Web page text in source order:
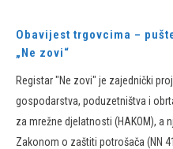
Obavijest trgovcima –
„Ne zovi“
Registar "Ne zovi" je zajednički
gospodarstva, poduzetništva i
za mrežne djelatnosti (HAKOM), a
Zakonom o zaštiti potrošača (NN